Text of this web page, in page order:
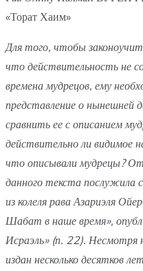
«Торат Хаим»
Для того, чтобы
что действительность не
времена мудрецов, ему
представление о нынешней
сравнить ее с описанием
действительно ли видимое
что описывали мудрецы?
данного текста послужила
из колеля рава Азариэля
Шабат в наше время»,
Исраэль» (п. 22).
издан несколько десятков